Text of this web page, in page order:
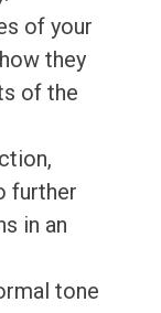
of your
they
of the
further
in an
tone